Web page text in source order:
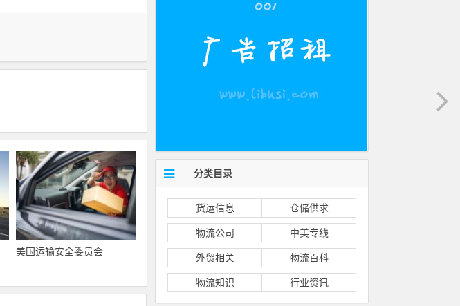
美国运输安全委员会
分类目录
货运信息 仓储供求
物流公司 中美专线
外贸相关 物流百科
物流知识 行业资讯